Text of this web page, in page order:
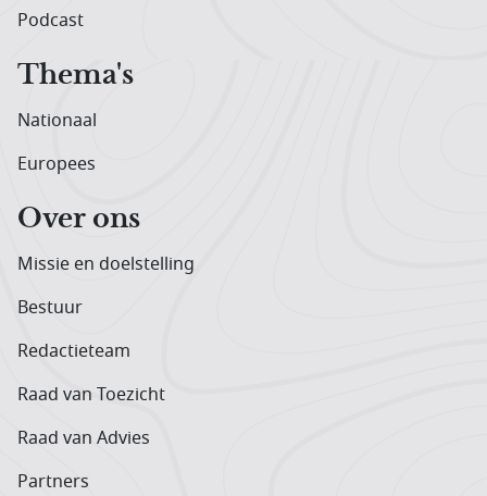
Podcast
Thema's
Nationaal
Europees
Over ons
Missie en doelstelling
Bestuur
Redactieteam
Raad van Toezicht
Raad van Advies
Partners